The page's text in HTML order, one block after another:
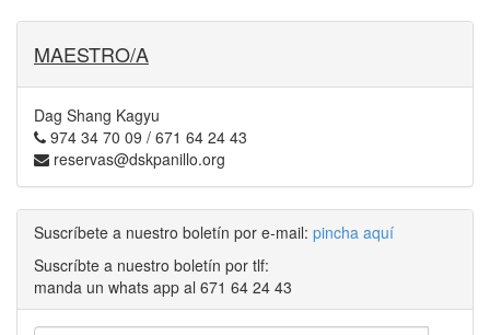
MAESTRO/A
Dag Shang Kagyu
974 34 70 09 / 671 64 24 43
reservas@dskpanillo.org
Suscríbete a nuestro boletín por e-mail: pincha aquí
Suscríbte a nuestro boletín por tlf:
manda un whats app al 671 64 24 43